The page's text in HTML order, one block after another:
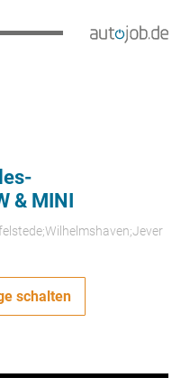
& MINI
schalten